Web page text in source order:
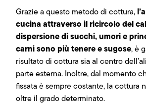
Grazie a questo metodo di cottura,
cucina attraverso il ricircolo del
dispersione di succhi, umori e
carni sono più tenere e sugose, è
risultato di cottura sia al centro
parte esterna. Inoltre, dal momento
fissata è sempre costante, la cottura
oltre il grado determinato.